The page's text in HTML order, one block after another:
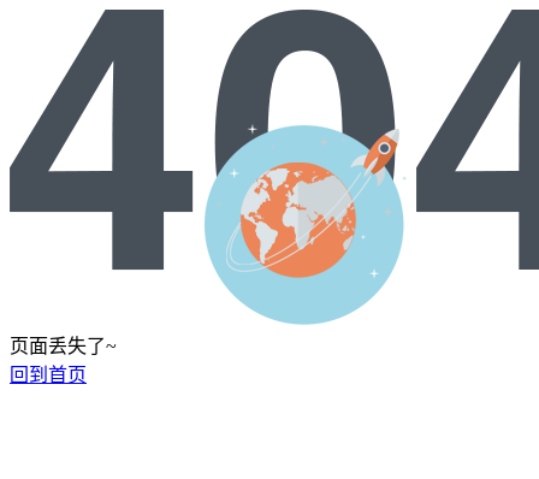
页面丢失了~
回到首页